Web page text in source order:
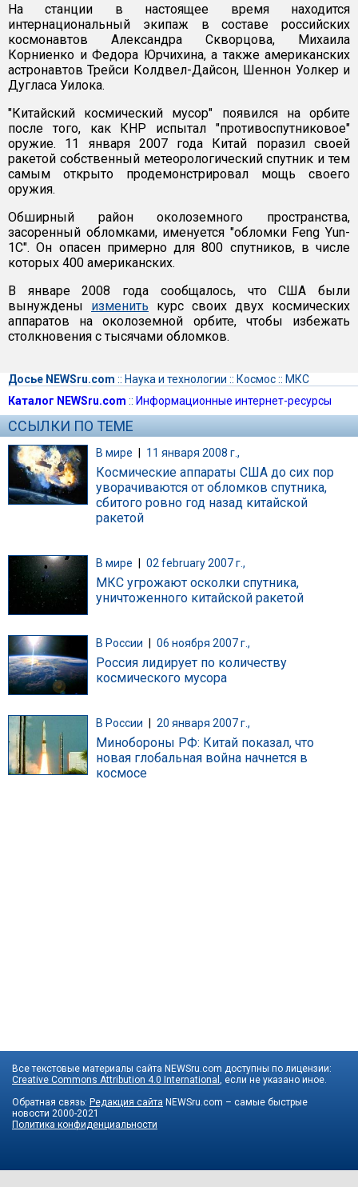
На станции в настоящее время находится
интернациональный экипаж в составе российских
космонавтов Александра Скворцова, Михаила
Корниенко и Федора Юрчихина, а также американских
астронавтов Трейси Колдвел-Дайсон, Шеннон Уолкер и
Дугласа Уилока.
"Китайский космический мусор" появился на орбите
после того, как КНР испытал "противоспутниковое"
оружие. 11 января 2007 года Китай поразил своей
ракетой собственный метеорологический спутник и тем
самым открыто продемонстрировал мощь своего
оружия.
Обширный район околоземного пространства,
засоренный обломками, именуется "обломки Feng Yun-
1C". Он опасен примерно для 800 спутников, в числе
которых 400 американских.
В январе 2008 года сообщалось, что США были
вынуждены изменить курс своих двух космических
аппаратов на околоземной орбите, чтобы избежать
столкновения с тысячами обломков.
Досье NEWSru.com :: Наука и технологии :: Космос:: МКС
Каталог NEWSru.com :: Информационные интернет-ресурсы
ССЫЛКИ ПО ТЕМЕ
В мире | 11 января 2008 г.,
Космические аппараты США до сих пор
уворачиваются от обломков спутника,
сбитого ровно год назад китайской
ракетой
В мире 02 february 2007 г.,
МКС угрожают осколки спутника,
уничтоженного китайской ракетой
В России 06 ноября 2007 г.,
Россия лидирует по количеству
космического мусора
В России 20 января 2007 г.,
Минобороны РФ: Китай показал, что
новая глобальная война начнется в
космосе
Все текстовые материалы сайта NEWSru.com доступны по лицензии:
Creative Commons Attribution 4.0 International
, если не указано иное.
Обратная связь: Редакция сайта NEWSru.com – самые быстрые
новости 2000-2021
Политика конфиденциальности